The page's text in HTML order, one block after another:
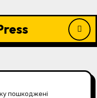
пошкоджені